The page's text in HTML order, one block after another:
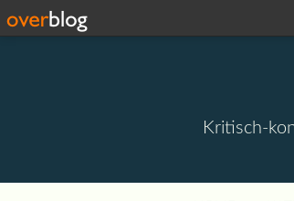
Kritisch-